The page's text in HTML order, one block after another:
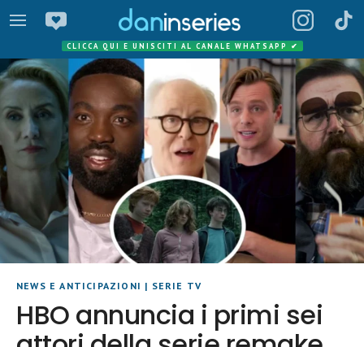
CLICCA QUI E UNISCITI AL CANALE WHATSAPP ✔
NEWS E ANTICIPAZIONI | SERIE TV
HBO annuncia i primi sei